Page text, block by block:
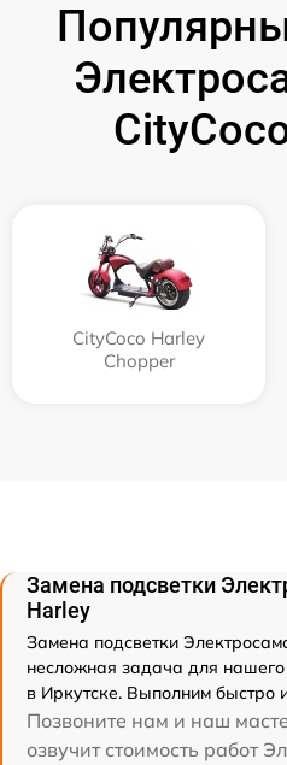
CityCoco Harley
Chopper
Замена подсветки
Harley
Замена подсветки
несложная задача для
в Иркутске. Выполним быстро
Позвоните нам и наш
озвучит стоимость работ